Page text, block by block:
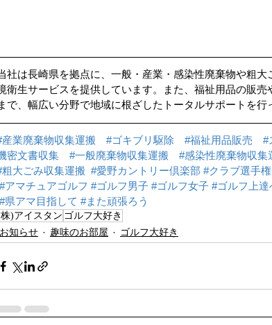
社は長崎県を拠点に、一般・産業・感染性廃棄物や粗
衛生サービスを提供しています。また、福祉用品の販
で、幅広い分野で地域に根ざしたトータルサポートを行
産業廃棄物収集運搬 #ゴキブリ駆除 #福祉用品販売 #
密文書収集
#一般廃棄物収集運搬
#感染性廃棄物収集
粗大ごみ収集運搬 #愛野カントリー倶楽部 #クラブ選手権
#アマチュアゴルフ #ゴルフ男子 #ゴルフ女子 #ゴルフ上達
#県アマ目指して #また頑張ろう
)アイスタン ゴルフ大好き
お知らせ 趣味のお部屋 ゴルフ大好き